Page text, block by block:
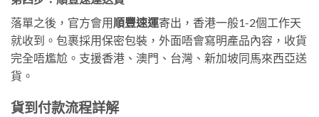
落單之後，官方會用 順豐速運寄出，香港一般1-2個工作天
就收到。包裹採用保密包裝，外面唔會寫明產品內容，收貨
完全唔尷尬。支援香港、澳門、台灣、新加坡同馬來西亞送
貨。
貨到付款流程詳解